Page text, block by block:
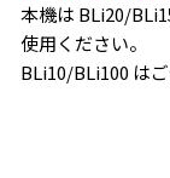
本機は BLi20/
使用ください。
BLi10/BLi100 は